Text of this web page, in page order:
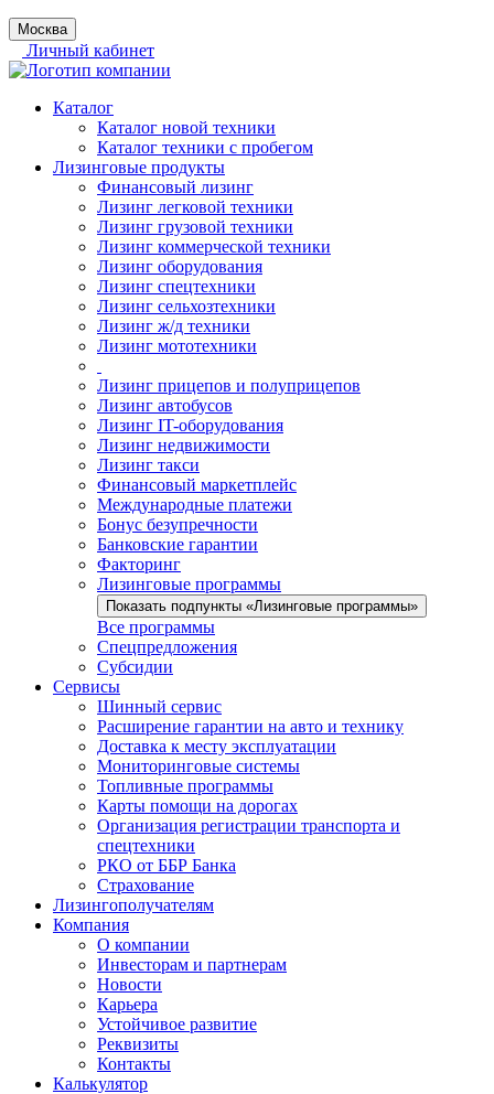
Москва
Личный кабинет
Каталог
Каталог новой техники
Каталог техники с пробегом
Лизинговые продукты
Финансовый лизинг
Лизинг легковой техники
Лизинг грузовой техники
Лизинг коммерческой техники
Лизинг оборудования
Лизинг спецтехники
Лизинг сельхозтехники
Лизинг ж/д техники
Лизинг мототехники
Лизинг прицепов и полуприцепов
Лизинг автобусов
Лизинг IT-оборудования
Лизинг недвижимости
Лизинг такси
Финансовый маркетплейс
Международные платежи
Бонус безупречности
Банковские гарантии
Факторинг
Лизинговые программы
Показать подпункты «Лизинговые программы»
Все программы
Спецпредложения
Субсидии
Сервисы
Шинный сервис
Расширение гарантии на авто и технику
Доставка к месту эксплуатации
Мониторинговые системы
Топливные программы
Карты помощи на дорогах
Организация регистрации транспорта и
спецтехники
РКО от ББР Банка
Страхование
Лизингополучателям
Компания
О компании
Инвесторам и партнерам
Новости
Карьера
Устойчивое развитие
Реквизиты
Контакты
Калькулятор